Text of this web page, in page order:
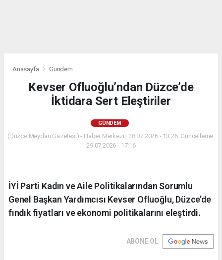
Anasayfa Gündem
Kevser Ofluoğlu’ndan Düzce’de
İktidara Sert Eleştiriler
GÜNDEM
(Düzce Meydan Gazetesi) - Haber Merkezi | 28.07.2026 - 13:26, Güncelleme:
29.07.2026 - 17:16
İYİ Parti Kadın ve Aile Politikalarından Sorumlu
Genel Başkan Yardımcısı Kevser Ofluoğlu, Düzce’de
fındık fiyatları ve ekonomi politikalarını eleştirdi.
ABONE OL